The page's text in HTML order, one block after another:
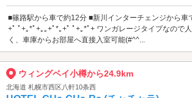
■篠路駅から車で約12分 ■新川インターチェンジから車
+ﾟ ﾟ+｡*ﾟ+｡｡+ﾟ*｡+ﾟ ﾟ+｡*ﾟ+ ワンガレージタイプなので
く、車庫からお部屋へ直接入室可能(#^^...
ウィングベイ小樽から24.9km
北海道 札幌市西区八軒10条西